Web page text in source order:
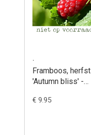
.
Framboos, herfst
'Autumn bliss' -
€ 9.95